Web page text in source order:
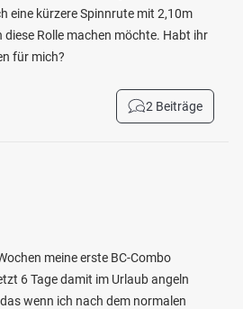
eine kürzere Spinnrute mit 2,10m
diese Rolle machen möchte. Habt ihr
für mich?
2 Beiträge
meine erste BC-Combo
6 Tage damit im Urlaub angeln
wenn ich nach dem normalen